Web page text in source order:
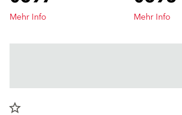
Mehr Info Mehr Info
star_border